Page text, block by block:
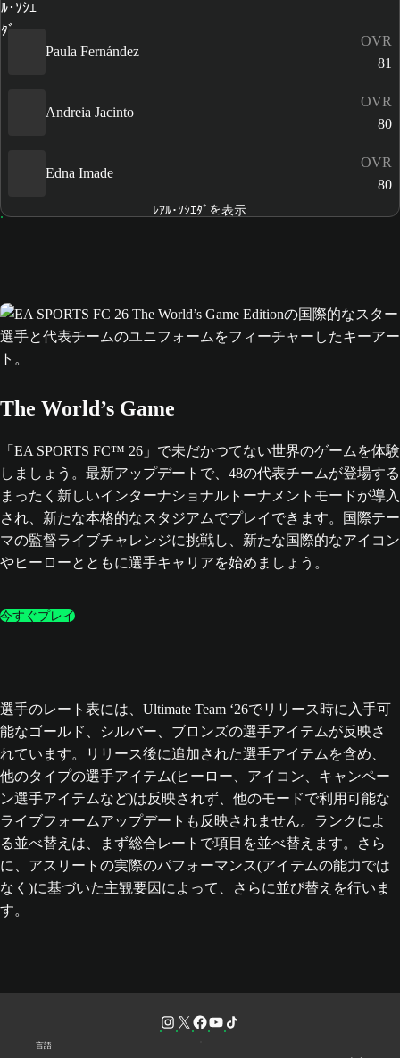
Paula Fernández
OVR
81
Andreia Jacinto
OVR
80
Edna Imade
OVR
80
ﾚｱﾙ･ｿｼｴﾀﾞを表示
The World’s Game
「EA SPORTS FC™ 26」で未だかつてない世界のゲームを体験
しましょう。最新アップデートで、48の代表チームが登場する
まったく新しいインターナショナルトーナメントモードが導入
され、新たな本格的なスタジアムでプレイできます。国際テー
マの監督ライブチャレンジに挑戦し、新たな国際的なアイコン
やヒーローとともに選手キャリアを始めましょう。
今すぐプレイ
選手のレート表には、Ultimate Team ‘26でリリース時に入手可
能なゴールド、シルバー、ブロンズの選手アイテムが反映さ
れています。リリース後に追加された選手アイテムを含め、
他のタイプの選手アイテム(ヒーロー、アイコン、キャンペー
ン選手アイテムなど)は反映されず、他のモードで利用可能な
ライブフォームアップデートも反映されません。ランクによ
る並べ替えは、まず総合レートで項目を並べ替えます。さら
に、アスリートの実際のパフォーマンス(アイテムの能力では
なく)に基づいた主観要因によって、さらに並び替えを行いま
す。
言語